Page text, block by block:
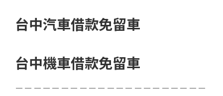
台中汽車借款免留車
台中機車借款免留車
－－－－－－－－－－－－－－－－－－－－－